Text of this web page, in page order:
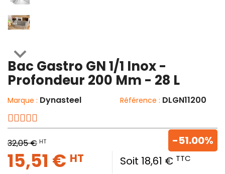

Bac Gastro GN 1/1 Inox -
Profondeur 200 Mm - 28 L
Marque : Dynasteel Référence : DLGN11200
32,05 € HT
15,51 € HT Soit 18,61 € TTC
-51.00%